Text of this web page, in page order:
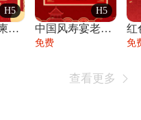
H5
喜庆寿宴请柬老人生日宴会邀请函请柬过大寿
H5
中国风寿宴老人生日宴会邀请函寿宴请帖请柬
免费 免
查看更多 